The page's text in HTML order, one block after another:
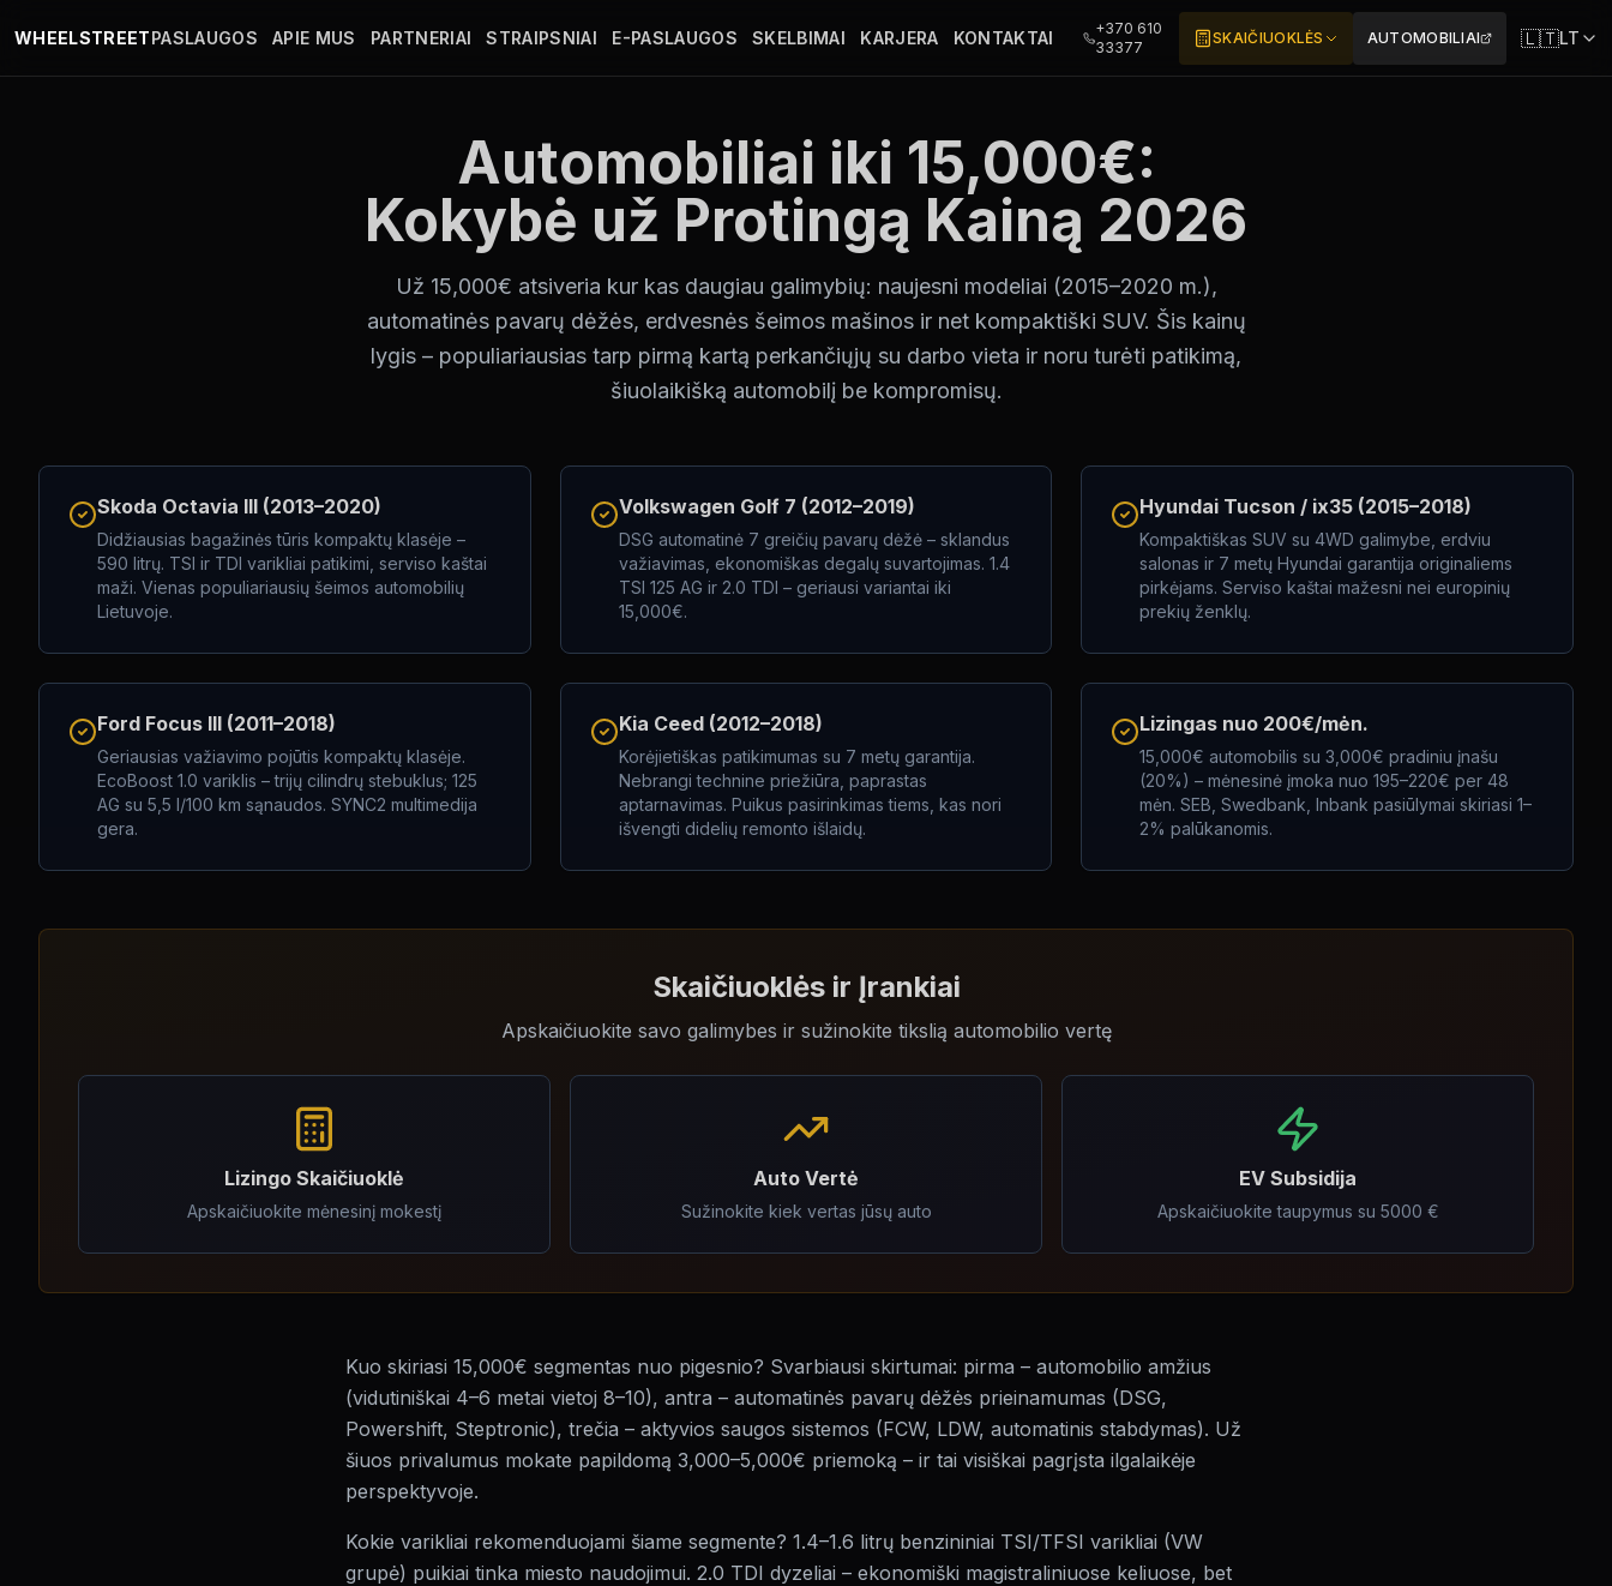
WHEELSTREETPASLAUGOS APIE MUS PARTNERIAI STRAIPSNIAI E-PASLAUGOS SKELBIMAI KARJERA KONTAKTAI
+370 610
33377
SKAIČIUOKLĖS AUTOMOBILIAI 🇱🇹LT
Automobiliai iki 15,000€:
Kokybė už Protingą Kainą 2026
Už 15,000€ atsiveria kur kas daugiau galimybių: naujesni modeliai (2015–2020 m.),
automatinės pavarų dėžės, erdvesnės šeimos mašinos ir net kompaktiški SUV. Šis kainų
lygis – populiariausias tarp pirmą kartą perkančiųjų su darbo vieta ir noru turėti patikimą,
šiuolaikišką automobilį be kompromisų.
Skoda Octavia III (2013–2020)
Didžiausias bagažinės tūris kompaktų klasėje –
590 litrų. TSI ir TDI varikliai patikimi, serviso kaštai
maži. Vienas populiariausių šeimos automobilių
Lietuvoje.
Volkswagen Golf 7 (2012–2019)
DSG automatinė 7 greičių pavarų dėžė – sklandus
važiavimas, ekonomiškas degalų suvartojimas. 1.4
TSI 125 AG ir 2.0 TDI – geriausi variantai iki
15,000€.
Hyundai Tucson / ix35 (2015–2018)
Kompaktiškas SUV su 4WD galimybe, erdviu
salonas ir 7 metų Hyundai garantija originaliems
pirkėjams. Serviso kaštai mažesni nei europinių
prekių ženklų.
Ford Focus III (2011–2018)
Geriausias važiavimo pojūtis kompaktų klasėje.
EcoBoost 1.0 variklis – trijų cilindrų stebuklus; 125
AG su 5,5 l/100 km sąnaudos. SYNC2 multimedija
gera.
Kia Ceed (2012–2018)
Korėjietiškas patikimumas su 7 metų garantija.
Nebrangi technine priežiūra, paprastas
aptarnavimas. Puikus pasirinkimas tiems, kas nori
išvengti didelių remonto išlaidų.
Lizingas nuo 200€/mėn.
15,000€ automobilis su 3,000€ pradiniu įnašu
(20%) – mėnesinė įmoka nuo 195–220€ per 48
mėn. SEB, Swedbank, Inbank pasiūlymai skiriasi 1–
2% palūkanomis.
Skaičiuoklės ir Įrankiai
Apskaičiuokite savo galimybes ir sužinokite tikslią automobilio vertę
Lizingo Skaičiuoklė
Apskaičiuokite mėnesinį mokestį
Auto Vertė
Sužinokite kiek vertas jūsų auto
EV Subsidija
Apskaičiuokite taupymus su 5000 €
Kuo skiriasi 15,000€ segmentas nuo pigesnio? Svarbiausi skirtumai: pirma – automobilio amžius
(vidutiniškai 4–6 metai vietoj 8–10), antra – automatinės pavarų dėžės prieinamumas (DSG,
Powershift, Steptronic), trečia – aktyvios saugos sistemos (FCW, LDW, automatinis stabdymas). Už
šiuos privalumus mokate papildomą 3,000–5,000€ priemoką – ir tai visiškai pagrįsta ilgalaikėje
perspektyvoje.
Kokie varikliai rekomenduojami šiame segmente? 1.4–1.6 litrų benzininiai TSI/TFSI varikliai (VW
grupė) puikiai tinka miesto naudojimui. 2.0 TDI dyzeliai – ekonomiški magistraliniuose keliuose, bet